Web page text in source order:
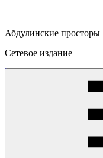
Абдулинские просторы
Сетевое издание